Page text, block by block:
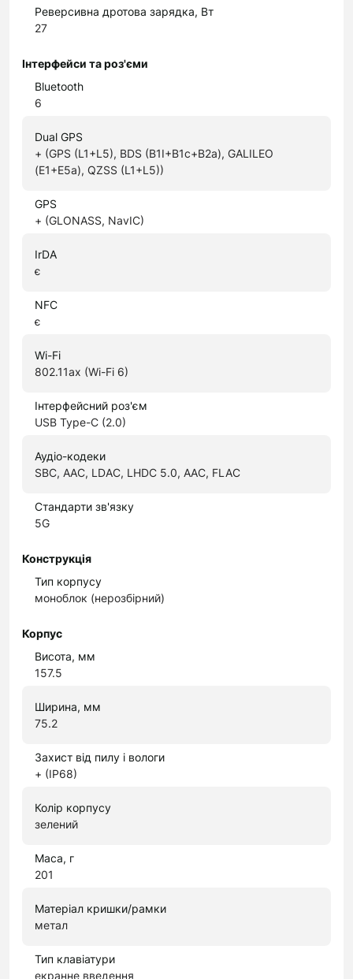
Реверсивна дротова зарядка, Вт
27
Інтерфейси та роз'єми
Bluetooth
6
Dual GPS
+ (GPS (L1+L5), BDS (B1I+B1c+B2a), GALILEO
(E1+E5a), QZSS (L1+L5))
GPS
+ (GLONASS, NavIC)
IrDA
є
NFC
є
Wi-Fi
802.11ax (Wi-Fi 6)
Інтерфейсний роз'єм
USB Type-C (2.0)
Аудіо-кодеки
SBC, AAC, LDAC, LHDC 5.0, AAC, FLAC
Стандарти зв'язку
5G
Конструкція
Тип корпусу
моноблок (нерозбірний)
Корпус
Висота, мм
157.5
Ширина, мм
75.2
Захист від пилу і вологи
+ (IP68)
Колір корпусу
зелений
Маса, г
201
Матеріал кришки/рамки
метал
Тип клавіатури
екранне введення